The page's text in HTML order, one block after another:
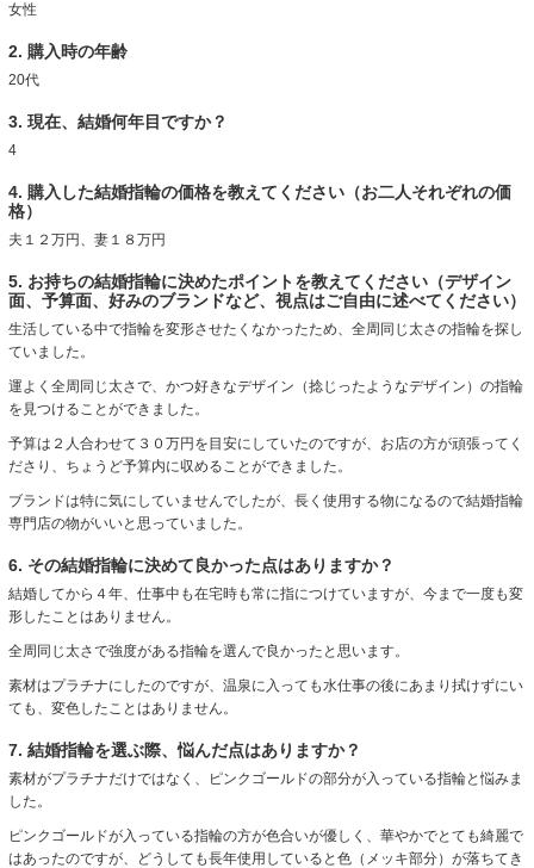
女性
2. 購入時の年齢
20代
3. 現在、結婚何年目ですか？
4
4. 購入した結婚指輪の価格を教えてください（お二人それぞれの価
格）
夫１２万円、妻１８万円
5. お持ちの結婚指輪に決めたポイントを教えてください（デザイン
面、予算面、好みのブランドなど、視点はご自由に述べてください）
生活している中で指輪を変形させたくなかったため、全周同じ太さの指輪を探し
ていました。
運よく全周同じ太さで、かつ好きなデザイン（捻じったようなデザイン）の指輪
を見つけることができました。
予算は２人合わせて３０万円を目安にしていたのですが、お店の方が頑張ってく
ださり、ちょうど予算内に収めることができました。
ブランドは特に気にしていませんでしたが、長く使用する物になるので結婚指輪
専門店の物がいいと思っていました。
6. その結婚指輪に決めて良かった点はありますか？
結婚してから４年、仕事中も在宅時も常に指につけていますが、今まで一度も変
形したことはありません。
全周同じ太さで強度がある指輪を選んで良かったと思います。
素材はプラチナにしたのですが、温泉に入っても水仕事の後にあまり拭けずにい
ても、変色したことはありません。
7. 結婚指輪を選ぶ際、悩んだ点はありますか？
素材がプラチナだけではなく、ピンクゴールドの部分が入っている指輪と悩みま
した。
ピンクゴールドが入っている指輪の方が色合いが優しく、華やかでとても綺麗で
はあったのですが、どうしても長年使用していると色（メッキ部分）が落ちてき